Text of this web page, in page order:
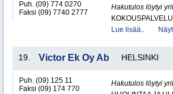
Puh. (09) 774 0270
Faksi (09) 7740 2777
Hakutulos löytyi
Lue lisää..
19. Victor Ek Oy Ab HELSINKI
Puh. (09) 125 11
Faksi (09) 174 770
Hakutulos löytyi